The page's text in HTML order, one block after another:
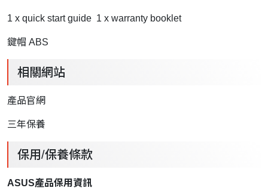
1 x quick start guide 1 x warranty booklet
鍵帽 ABS
相關網站
產品官網
三年保養
保用/保養條款
ASUS產品保用資訊